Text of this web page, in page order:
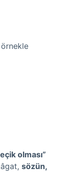
örnekle
olması”
sözün,